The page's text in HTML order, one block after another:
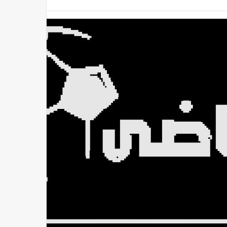
ضربات أمريكا لإيران.. قفزة في أسعار الذهب اليوم وعيار 21 يكسر الحواجز